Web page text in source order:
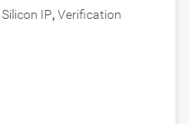
Silicon IP,Verification